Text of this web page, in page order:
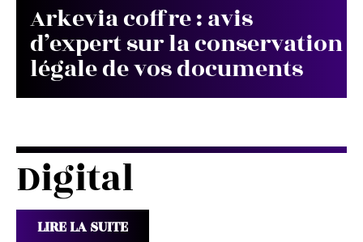
Arkevia coffre : avis
d’expert sur la conservation
légale de vos documents
Digital
LIRE LA SUITE